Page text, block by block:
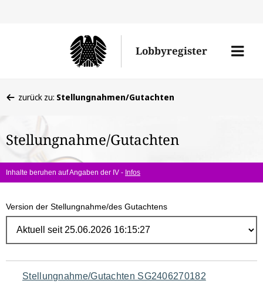
Lobbyregister
Menü
befinden
hier:
zurück zu: Stellungnahmen/Gutachten
Stellungnahme/Gutachten
Inhalte beruhen auf Angaben der IV - Infos
Version der Stellungnahme/des Gutachtens
Navigation
Stellungnahme/Gutachten SG2406270182